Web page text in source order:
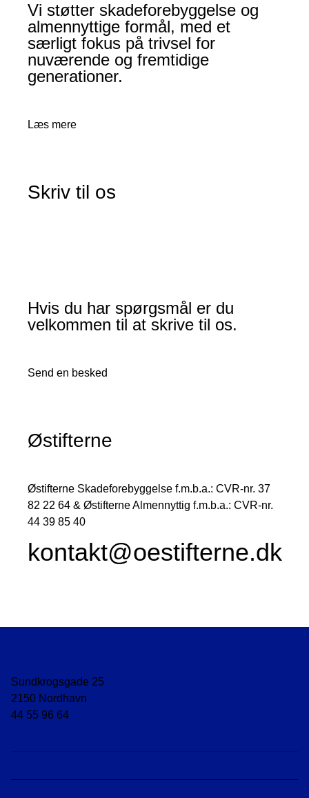
Vi støtter skadeforebyggelse og
almennyttige formål, med et
særligt fokus på trivsel for
nuværende og fremtidige
generationer.
Læs mere
Skriv til os
Hvis du har spørgsmål er du
velkommen til at skrive til os.
Send en besked
Østifterne
Østifterne Skadeforebyggelse f.m.b.a.: CVR-nr. 37
82 22 64 & Østifterne Almennyttig f.m.b.a.: CVR-nr.
44 39 85 40
kontakt@oestifterne.dk
Sundkrogsgade 25
2150 Nordhavn
44 55 96 64